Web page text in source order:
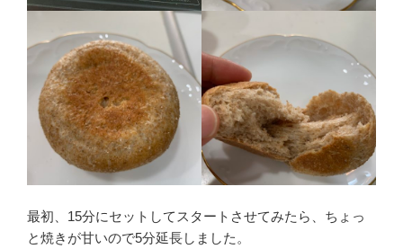
最初、15分にセットしてスタートさせてみたら、ちょっ
と焼きが甘いので5分延長しました。